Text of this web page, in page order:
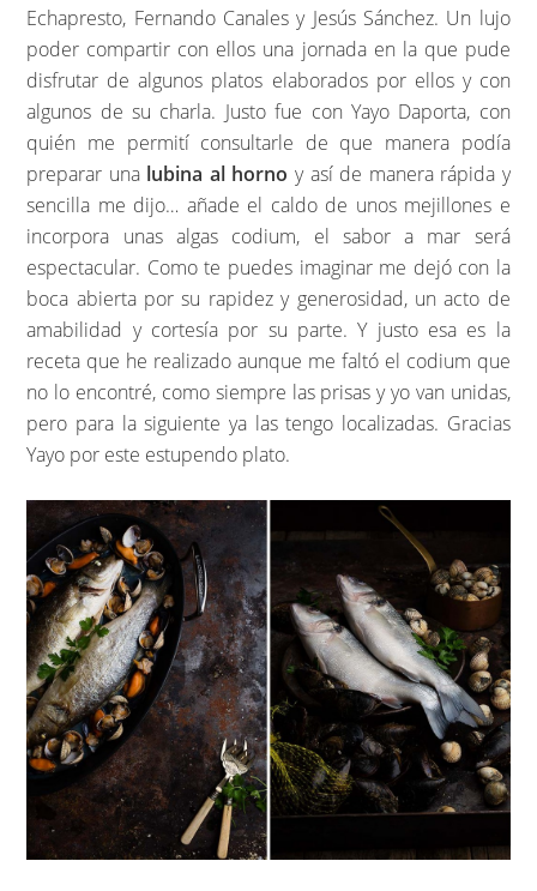
Echapresto, Fernando Canales y Jesús Sánchez. Un lujo
poder compartir con ellos una jornada en la que pude
disfrutar de algunos platos elaborados por ellos y con
algunos de su charla. Justo fue con Yayo Daporta, con
quién me permití consultarle de que manera podía
preparar una lubina al horno y así de manera rápida y
sencilla me dijo… añade el caldo de unos mejillones e
incorpora unas algas codium, el sabor a mar será
espectacular. Como te puedes imaginar me dejó con la
boca abierta por su rapidez y generosidad, un acto de
amabilidad y cortesía por su parte. Y justo esa es la
receta que he realizado aunque me faltó el codium que
no lo encontré, como siempre las prisas y yo van unidas,
pero para la siguiente ya las tengo localizadas. Gracias
Yayo por este estupendo plato.